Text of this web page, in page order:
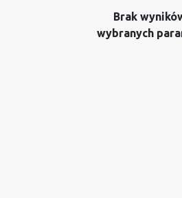
Brak
wybranych